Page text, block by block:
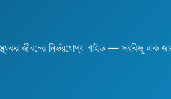
জীবনের নির্ভরযোগ্য গাইড — সবকিছু এক